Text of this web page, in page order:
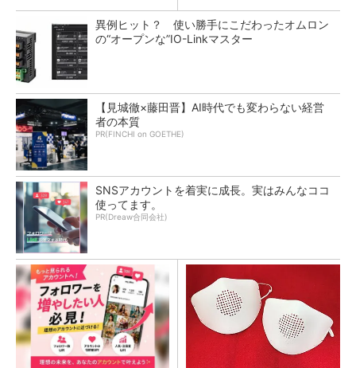
異例ヒット？ 使い勝手にこだわったオムロン
の“オープンな”IO-Linkマスター
【見城徹×藤田晋】AI時代でも変わらない経営
者の本質
PR(FINCHI on GOETHE)
SNSアカウントを着実に成長。実はみんなココ
使ってます。
PR(Dreaw合同会社)